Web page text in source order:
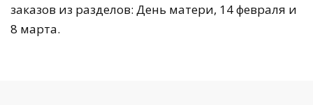
заказов из разделов: День матери, 14 февраля и
8 марта.